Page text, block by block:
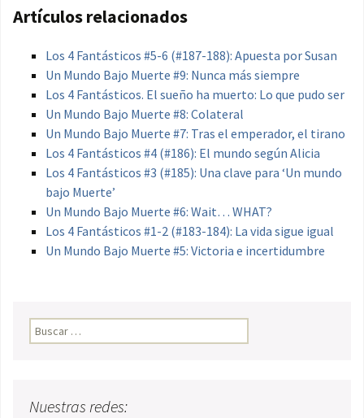
Artículos relacionados
Los 4 Fantásticos #5-6 (#187-188): Apuesta por Susan
Un Mundo Bajo Muerte #9: Nunca más siempre
Los 4 Fantásticos. El sueño ha muerto: Lo que pudo ser
Un Mundo Bajo Muerte #8: Colateral
Un Mundo Bajo Muerte #7: Tras el emperador, el tirano
Los 4 Fantásticos #4 (#186): El mundo según Alicia
Los 4 Fantásticos #3 (#185): Una clave para ‘Un mundo
bajo Muerte’
Un Mundo Bajo Muerte #6: Wait… WHAT?
Los 4 Fantásticos #1-2 (#183-184): La vida sigue igual
Un Mundo Bajo Muerte #5: Victoria e incertidumbre
Buscar:
Nuestras redes: